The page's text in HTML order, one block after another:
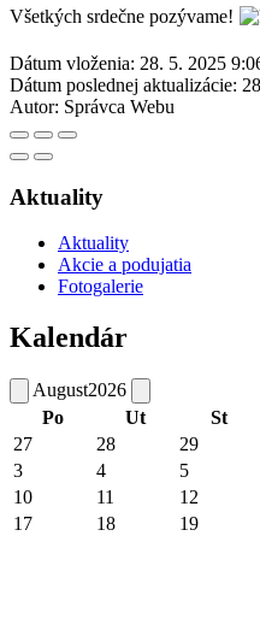
Všetkých srdečne pozývame!
Dátum vloženia: 28. 5. 2025
Dátum poslednej aktualizácie:
Autor: Správca Webu
Aktuality
Aktuality
Akcie a podujatia
Fotogalerie
Kalendár
August2026
Po
Ut St
27
28 29
3
4 5
10
11 12
17
18 19